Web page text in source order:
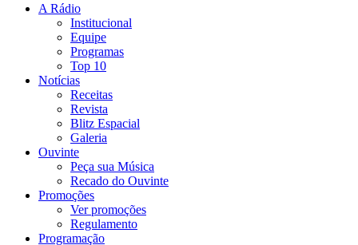
A Rádio
Institucional
Equipe
Programas
Top 10
Notícias
Receitas
Revista
Blitz Espacial
Galeria
Ouvinte
Peça sua Música
Recado do Ouvinte
Promoções
Ver promoções
Regulamento
Programação